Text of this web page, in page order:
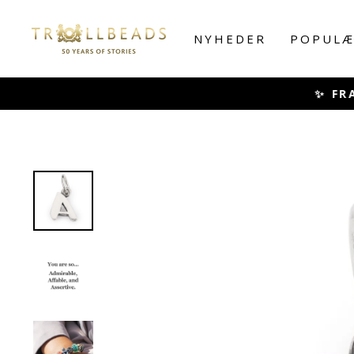
NYHEDER
✨